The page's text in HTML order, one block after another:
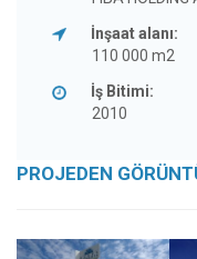
İnşaat alanı:
110 000 m2
İş Bitimi:
2010
PROJEDEN